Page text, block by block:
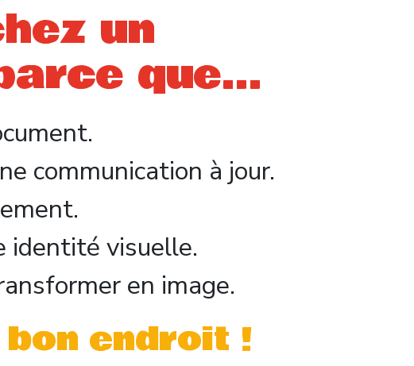
un
que…
communication à jour.
identité visuelle.
en image.
endroit !